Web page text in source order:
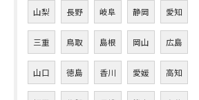
山梨 長野 岐阜 静岡 愛知
三重 鳥取 島根 岡山 広島
山口 徳島 香川 愛媛 高知